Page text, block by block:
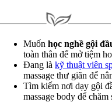
Muốn học nghề gội
toàn thân để mở tiệm
Đang là kỹ thuật viên
massage thư giãn để
Tìm kiếm nơi dạy gội
massage body để